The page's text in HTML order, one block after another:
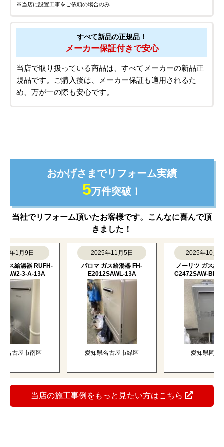
※当店に設置工事をご依頼の場合のみ
すべて新品の正規品！
メーカー保証付きで安心
当店で取り扱っている商品は、すべてメーカーの新品正
規品です。ご購入後は、メーカー保証も適用されるた
め、万が一の際も安心です。
おかげさまでリフォーム実績
5万件突破！
当社でリフォーム頂いたお客様です。こんなに喜んで頂
きました！
1月9日
湯器 RUFH-
3-A-13A
屋市南区
2025年11月5日
パロマ ガス給湯器 FH-
E2012SAWL-13A
愛知県名古屋市緑区
2025年10月16日
ノーリツ ガス給湯器
C2472SAW-BL-13A-
愛知県岡崎市
当店の施工事例をもっと見たい方はこちら